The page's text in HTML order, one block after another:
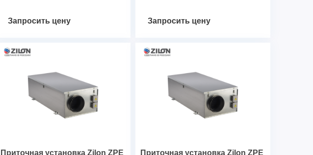
Габаритные и присоединительные размеры типовых моделей (мм)
Запросить цену Запросить цену
Приточная установка Zilon ZPE
Приточная установка Zilon ZPE